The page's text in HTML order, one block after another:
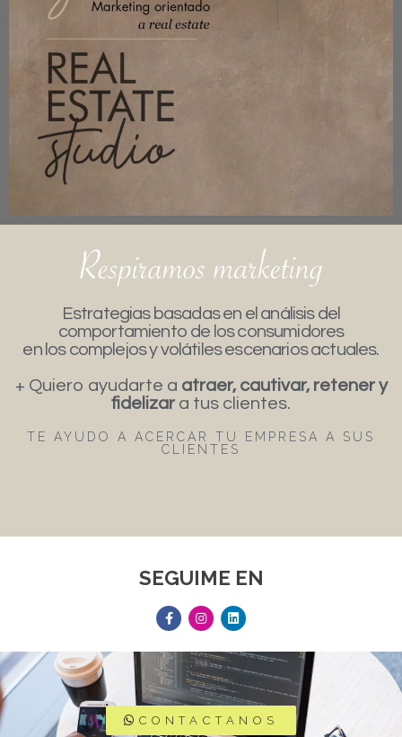
Estrategias basadas en el análisis del
comportamiento de los consumidores
en los complejos y volátiles escenarios actuales.
+ Quiero ayudarte a atraer, cautivar, retener y
fidelizar a tus clientes.
TE AYUDO A ACERCAR TU EMPRESA A SUS
CLIENTES
SEGUIME EN
CONTACTANOS